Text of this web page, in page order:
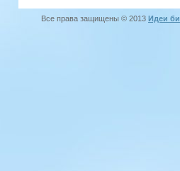
Все права защищены © 2013 Идеи